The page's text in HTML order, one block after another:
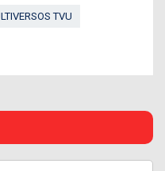
TVU